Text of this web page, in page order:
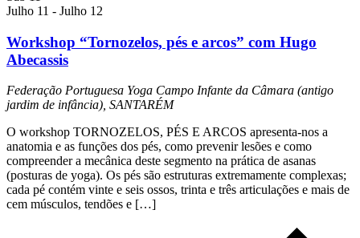
Julho 11 - Julho 12
Workshop “Tornozelos, pés e arcos” com Hugo
Abecassis
Federação Portuguesa Yoga Campo Infante da Câmara (antigo
jardim de infância), SANTARÉM
O workshop TORNOZELOS, PÉS E ARCOS apresenta-nos a
anatomia e as funções dos pés, como prevenir lesões e como
compreender a mecânica deste segmento na prática de asanas
(posturas de yoga). Os pés são estruturas extremamente complexas;
cada pé contém vinte e seis ossos, trinta e três articulações e mais de
cem músculos, tendões e […]